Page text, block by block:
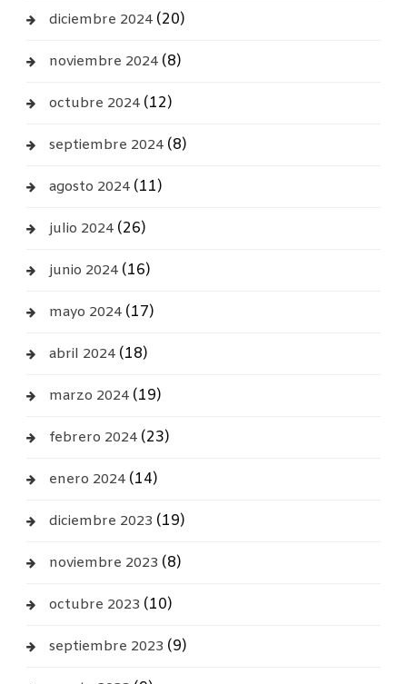
diciembre 2024(20)
noviembre 2024(8)
octubre 2024(12)
septiembre 2024(8)
agosto 2024(11)
julio 2024(26)
junio 2024(16)
mayo 2024(17)
abril 2024(18)
marzo 2024(19)
febrero 2024(23)
enero 2024(14)
diciembre 2023 (19)
noviembre 2023 (8)
octubre 2023 (10)
septiembre 2023 (9)